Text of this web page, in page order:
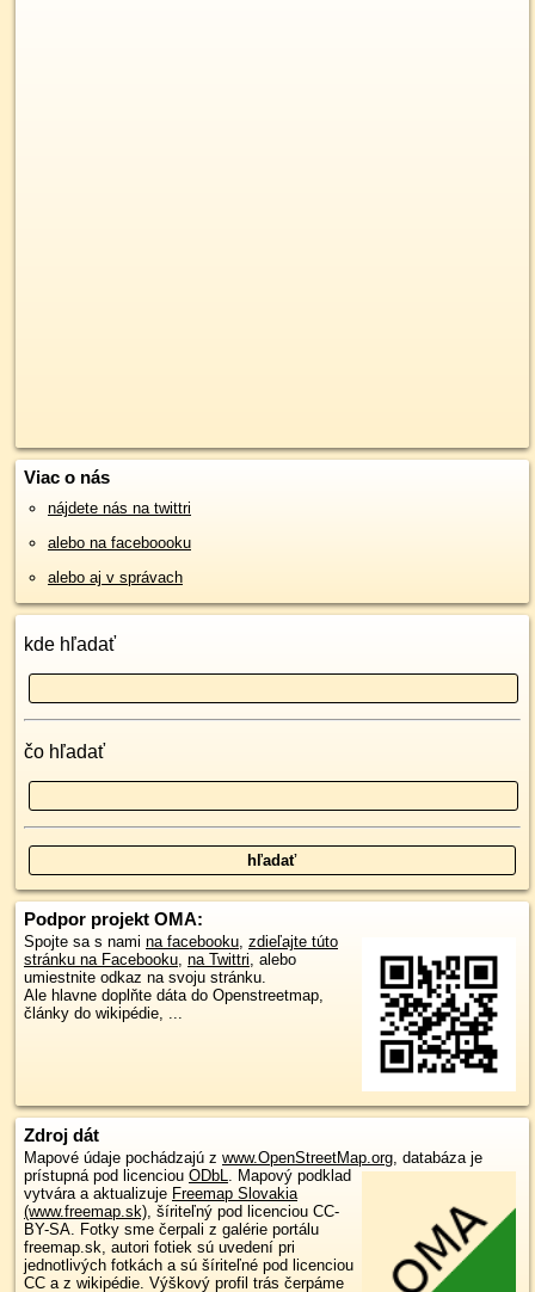
Viac o nás
nájdete nás na twittri
alebo na faceboooku
alebo aj v správach
kde hľadať
čo hľadať
Podpor projekt OMA:
Spojte sa s nami na facebooku, zdieľajte túto
stránku na Facebooku, na Twittri, alebo
umiestnite odkaz na svoju stránku.
Ale hlavne doplňte dáta do Openstreetmap,
články do wikipédie, ...
Zdroj dát
Mapové údaje pochádzajú z www.OpenStreetMap.org , databáza je
prístupná pod licenciou ODbL
Mapový podklad
vytvára a aktualizuje Freemap Slovakia
(www.freemap.sk) , šíriteľný pod licenciou CC-
BY-SA. Fotky sme čerpali z galérie portálu
freemap.sk, autori fotiek sú uvedení pri
jednotlivých fotkách a sú šíriteľné pod licenciou
CC a z wikipédie. Výškový profil trás čerpáme